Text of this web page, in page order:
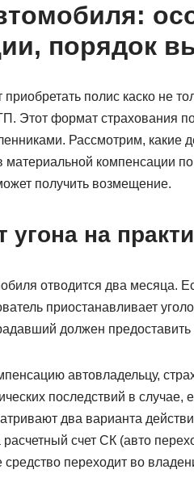
порядок
полис каско не
Этот формат страхования
Рассмотрим, какие
компенсации по
получить возмещение.
угона на
отводится два месяца.
приостанавливает
должен
автовладельцу,
последствий в случае,
два варианта
счет СК (авто
переходит во